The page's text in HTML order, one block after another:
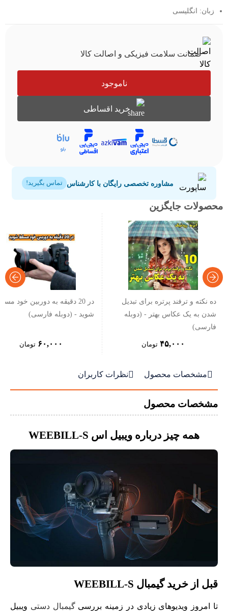
زبان: انگلیسی
ضمانت سلامت فیزیکی و اصالت کالا
ناموجود
خرید اقساطی
مشاوره تخصصی رایگان با کارشناس تماس بگیرید!
محصولات جایگزین
ده نکته و ترفند پرتره برای تبدیل
شدن به یک عکاس بهتر - (دوبله
فارسی)
۴۵,۰۰۰ تومان
در 20 دقیقه به دوربین خود
شوید - (دوبله فارسی)
۶۰,۰۰۰ تومان
مشخصات محصول نظرات کاربران
مشخصات محصول
همه چیز درباره ویبیل اس WEEBILL-S
قبل از خرید گیمبال WEEBILL-S
تا امروز ویدیوهای زیادی در زمینه بررسیگیمبال دستی ویبیل